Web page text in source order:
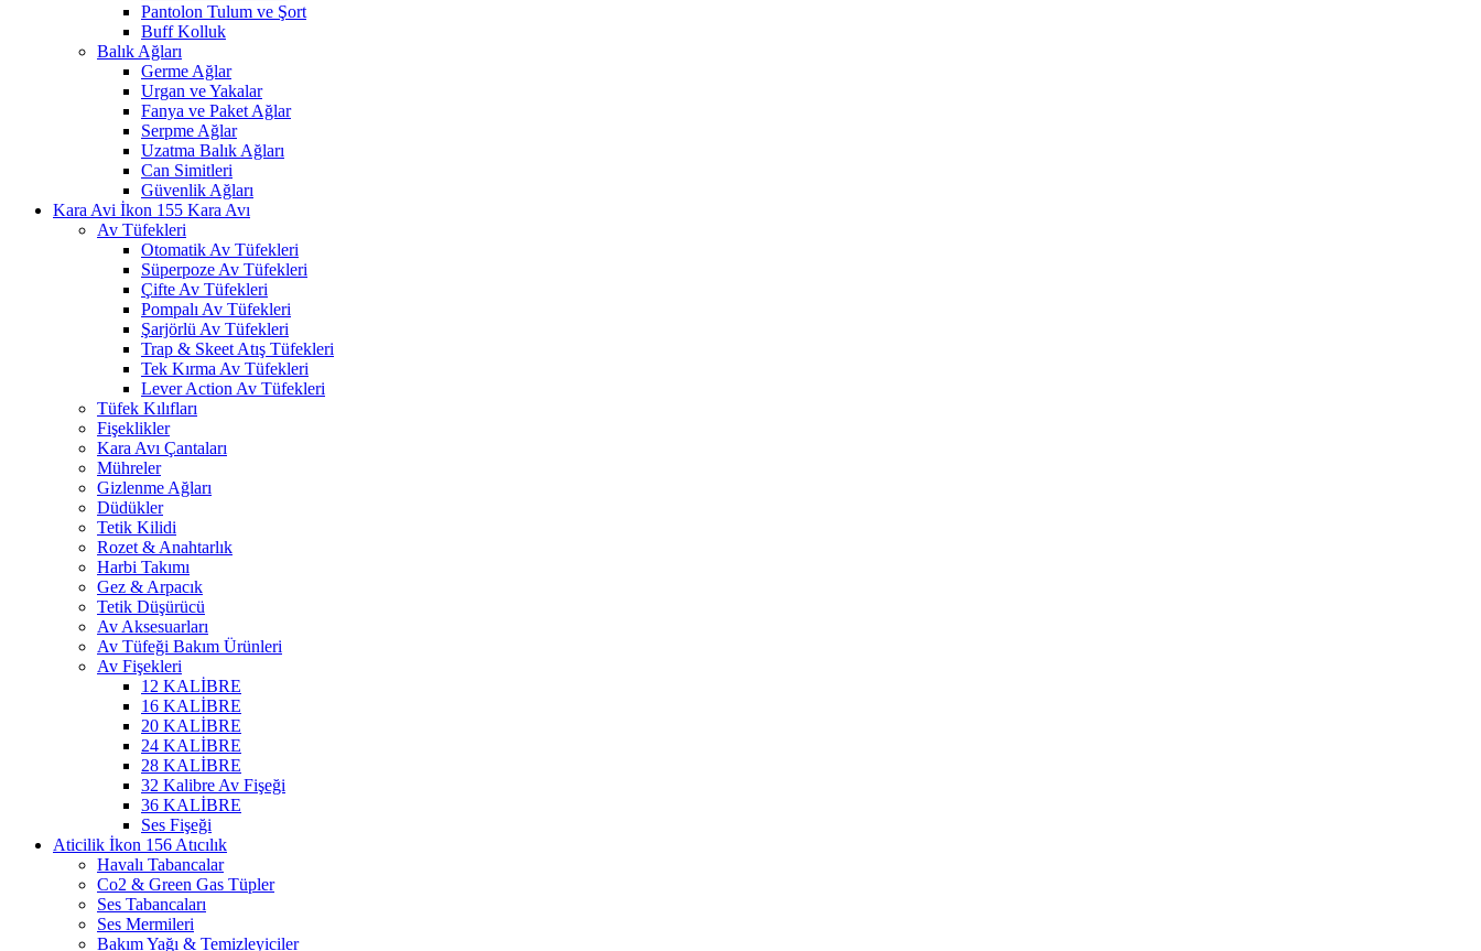
Pantolon Tulum ve Şort
Buff Kolluk
Balık Ağları
Germe Ağlar
Urgan ve Yakalar
Fanya ve Paket Ağlar
Serpme Ağlar
Uzatma Balık Ağları
Can Simitleri
Güvenlik Ağları
Kara Avı
Av Tüfekleri
Otomatik Av Tüfekleri
Süperpoze Av Tüfekleri
Çifte Av Tüfekleri
Pompalı Av Tüfekleri
Şarjörlü Av Tüfekleri
Trap & Skeet Atış Tüfekleri
Tek Kırma Av Tüfekleri
Lever Action Av Tüfekleri
Tüfek Kılıfları
Fişeklikler
Kara Avı Çantaları
Mühreler
Gizlenme Ağları
Düdükler
Tetik Kilidi
Rozet & Anahtarlık
Harbi Takımı
Gez & Arpacık
Tetik Düşürücü
Av Aksesuarları
Av Tüfeği Bakım Ürünleri
Av Fişekleri
12 KALİBRE
16 KALİBRE
20 KALİBRE
24 KALİBRE
28 KALİBRE
32 Kalibre Av Fişeği
36 KALİBRE
Ses Fişeği
Atıcılık
Havalı Tabancalar
Co2 & Green Gas Tüpler
Ses Tabancaları
Ses Mermileri
Bakım Yağı & Temizleyiciler